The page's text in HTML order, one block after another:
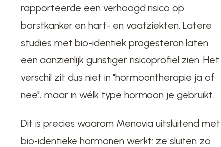
rapporteerde een verhoogd risico op
borstkanker en hart- en vaatziekten. Latere
studies met bio-identiek progesteron laten
een aanzienlijk gunstiger risicoprofiel zien. Het
verschil zit dus niet in "hormoontherapie ja of
nee", maar in wélk type hormoon je gebruikt.
Dit is precies waarom Menovia uitsluitend met
bio-identieke hormonen werkt: ze sluiten zo